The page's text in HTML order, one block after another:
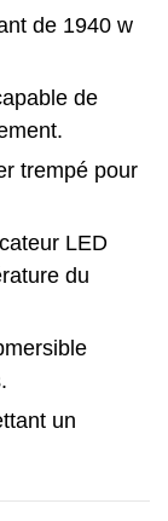
de 1940 w
de
trempé pour
LED
du
un